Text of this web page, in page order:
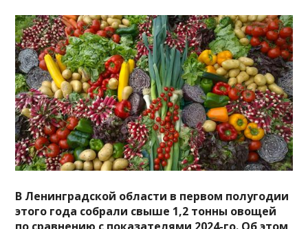
В Ленинградской области в первом полугодии
этого года собрали свыше 1,2 тонны овощей